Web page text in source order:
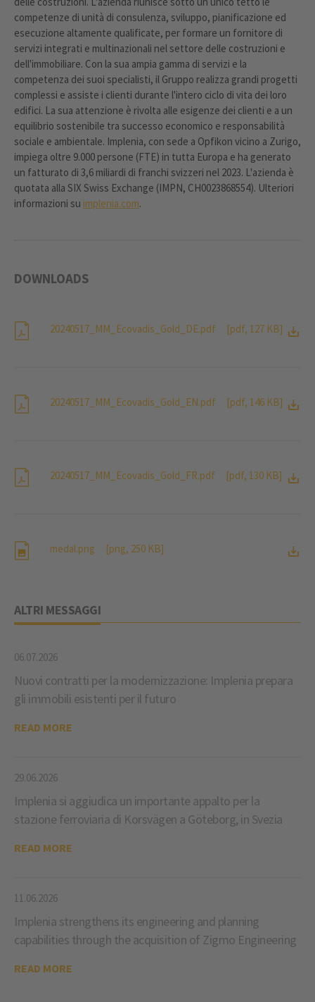
competenze di unità di consulenza, sviluppo, pianificazione ed
esecuzione altamente qualificate, per formare un fornitore di
servizi integrati e multinazionali nel settore delle costruzioni e
dell'immobiliare. Con la sua ampia gamma di servizi e la
competenza dei suoi specialisti, il Gruppo realizza grandi progetti
complessi e assiste i clienti durante l'intero ciclo di vita dei loro
edifici. La sua attenzione è rivolta alle esigenze dei clienti e a un
equilibrio sostenibile tra successo economico e responsabilità
sociale e ambientale. Implenia, con sede a Opfikon vicino a Zurigo,
impiega oltre 9.000 persone (FTE) in tutta Europa e ha generato
un fatturato di 3,6 miliardi di franchi svizzeri nel 2023. L'azienda è
quotata alla SIX Swiss Exchange (IMPN, CH0023868554). Ulteriori
informazioni su implenia.com.
DOWNLOADS
20240517_MM_Ecovadis_Gold_DE.pdf [pdf, 127 KB]
20240517_MM_Ecovadis_Gold_EN.pdf [pdf, 146 KB]
20240517_MM_Ecovadis_Gold_FR.pdf [pdf, 130 KB]
medal.png [png, 250 KB]
ALTRI MESSAGGI
06.07.2026
Nuovi contratti per la modernizzazione: Implenia prepara
gli immobili esistenti per il futuro
READ MORE
29.06.2026
Implenia si aggiudica un importante appalto per la
stazione ferroviaria di Korsvägen a Göteborg, in Svezia
READ MORE
11.06.2026
Implenia strengthens its engineering and planning
capabilities through the acquisition of Zigmo Engineering
READ MORE